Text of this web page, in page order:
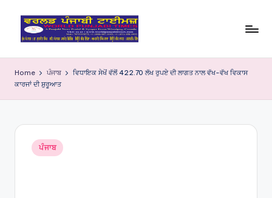
o
rl
Home ਪੰਜਾਬ
ਵਿਧਾਇਕ ਸੇਖੋਂ ਵੱਲੋਂ 422.70 ਲੱਖ ਰੁਪਏ ਦੀ ਲਾਗਤ ਨਾਲ ਵੱਖ-ਵੱਖ ਵਿਕਾਸ
ਕਾਰਜਾਂ ਦੀ ਸ਼ੁਰੂਆਤ
Posted
in
ਪੰਜਾਬ